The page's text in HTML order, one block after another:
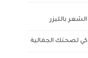
بالليزر
ذكي لصحتك الجمالية